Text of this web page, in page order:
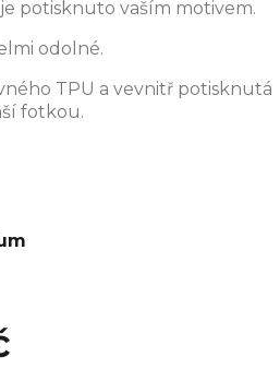
potisknuto vaším motivem.
odolné.
TPU a vevnitř potisknutá
fotkou.